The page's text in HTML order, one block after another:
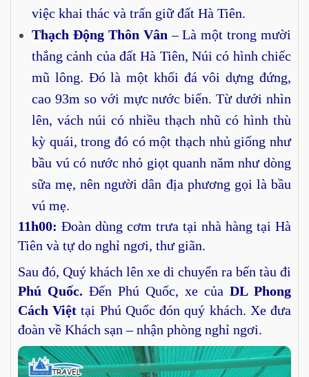
việc khai thác và trấn giữ đất Hà Tiên.
Thạch Động Thôn Vân – Là một trong mười
thắng cảnh của đất Hà Tiên, Núi có hình chiếc
mũ lông. Đó là một khối đá vôi dựng đứng,
cao 93m so với mực nước biển. Từ dưới nhìn
lên, vách núi có nhiều thạch nhũ có hình thù
kỳ quái, trong đó có một thạch nhủ giống như
bầu vú có nước nhỏ giọt quanh năm như dòng
sữa mẹ, nên người dân địa phương gọi là bầu
vú mẹ.
11h00: Đoàn dùng cơm trưa tại nhà hàng tại Hà
Tiên và tự do nghỉ ngơi, thư giãn.
Sau đó, Quý khách lên xe di chuyển ra bến tàu đi
Phú Quốc. Đến Phú Quốc, xe của DL Phong
Cách Việt tại Phú Quốc đón quý khách. Xe đưa
đoàn về Khách sạn – nhận phòng nghỉ ngơi.